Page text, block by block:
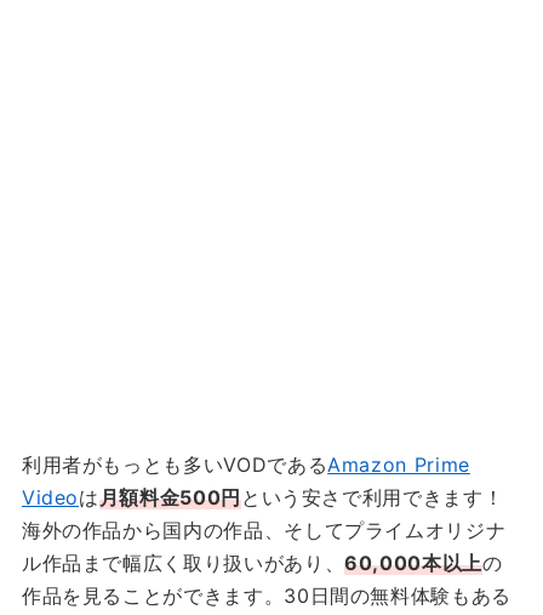
利用者がもっとも多いVODであるAmazon Prime
Videoは月額料金500円という安さで利用できます！
海外の作品から国内の作品、そしてプライムオリジナ
ル作品まで幅広く取り扱いがあり、60,000本以上の
作品を見ることができます。30日間の無料体験もある